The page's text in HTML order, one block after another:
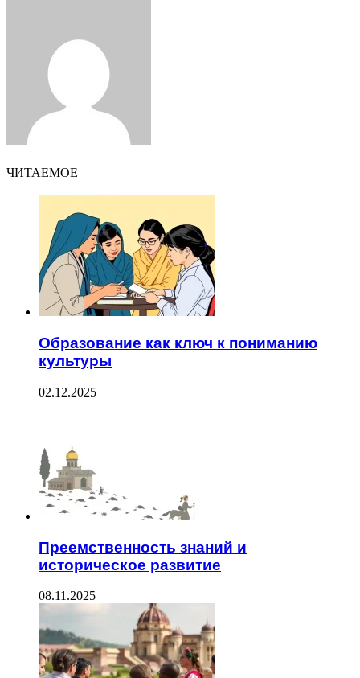
ЧИТАЕМОЕ
Образование как ключ к пониманию
культуры
02.12.2025
Преемственность знаний и
историческое развитие
08.11.2025